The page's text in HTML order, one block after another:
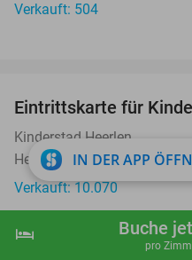
shopping_cart Jetzt
hotel Buche
pro
Verkauft: 504
Eintrittskarte für
Kinderstad Heerlen
Heerlen
Verkauft: 10.070
IN DER APP